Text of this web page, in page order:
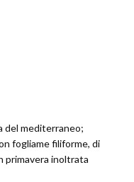
del mediterraneo;
fogliame filiforme, di
primavera inoltrata